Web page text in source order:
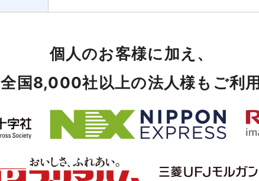
個人のお客様に加え、
全国8,000社以上の法人様もご利用